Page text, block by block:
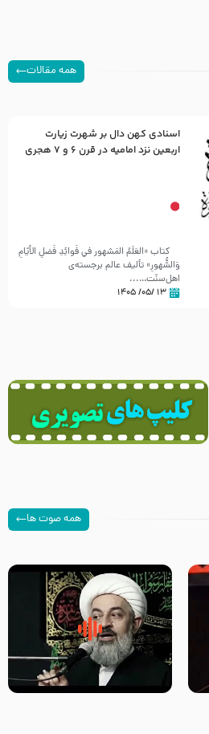
همه مقالات
اسنادی کهن دال بر شهرت زیارت
اربعین نزد امامیه در قرن ۶ و ۷ هجری
کتاب «العَلَمُ المَشهور في فَوائِدِ فَضلِ الأيّامِ
وَالشُّهورِ» تألیف عالم برجسته‌ی
اهل‌سنّت…...
۱۳ /۰۵/ ۱۴۰۵
همه صوت ها
زیارتی که اسباب رزق زیاد و عمر
طولانی است حجت السلام حسین